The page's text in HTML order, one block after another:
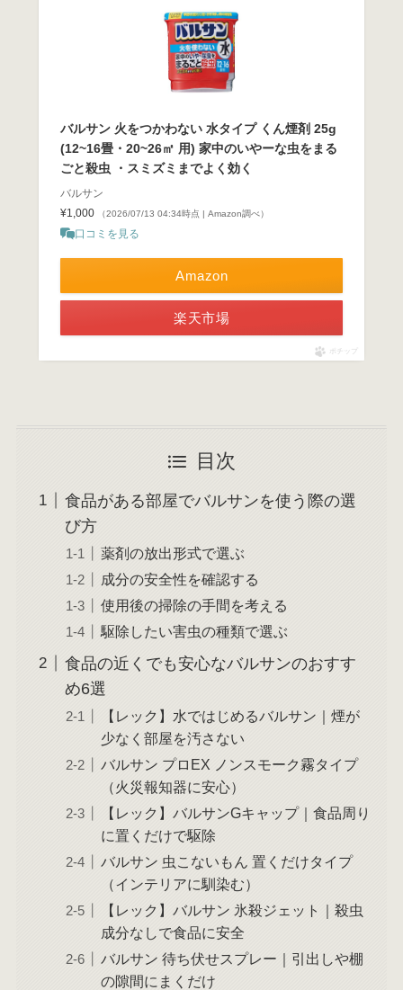
バルサン 火をつかわない 水タイプ くん煙剤 25g
(12~16畳・20~26㎡ 用) 家中のいやーな虫をまる
ごと殺虫 ・スミズミまでよく効く
バルサン
¥1,000
（2026/07/13 04:34時点 | Amazon調べ）
口コミを見る
Amazon
楽天市場
ポチップ
目次
食品がある部屋でバルサンを使う際の選
び方
薬剤の放出形式で選ぶ
成分の安全性を確認する
使用後の掃除の手間を考える
駆除したい害虫の種類で選ぶ
食品の近くでも安心なバルサンのおすす
め6選
【レック】水ではじめるバルサン｜煙が
少なく部屋を汚さない
バルサン プロEX ノンスモーク霧タイプ
（火災報知器に安心）
【レック】バルサンGキャップ｜食品周り
に置くだけで駆除
バルサン 虫こないもん 置くだけタイプ
（インテリアに馴染む）
【レック】バルサン 氷殺ジェット｜殺虫
成分なしで食品に安全
バルサン 待ち伏せスプレー｜引出しや棚
の隙間にまくだけ